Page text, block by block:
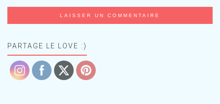
PARTAGE LE LOVE :)